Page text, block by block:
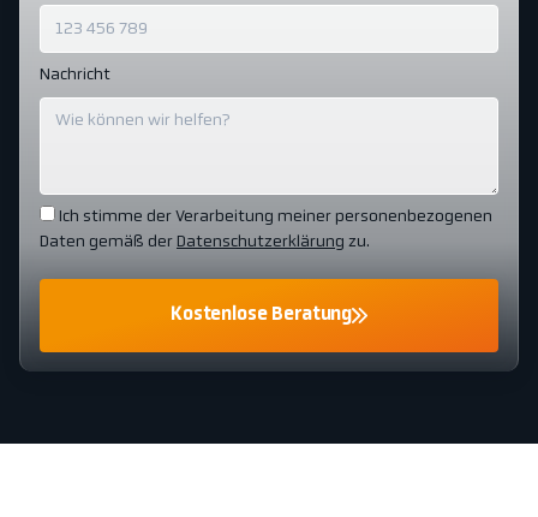
Nachricht
Ich stimme der Verarbeitung meiner personenbezogenen
Daten gemäß der Datenschutzerklärung zu.
Kostenlose Beratung